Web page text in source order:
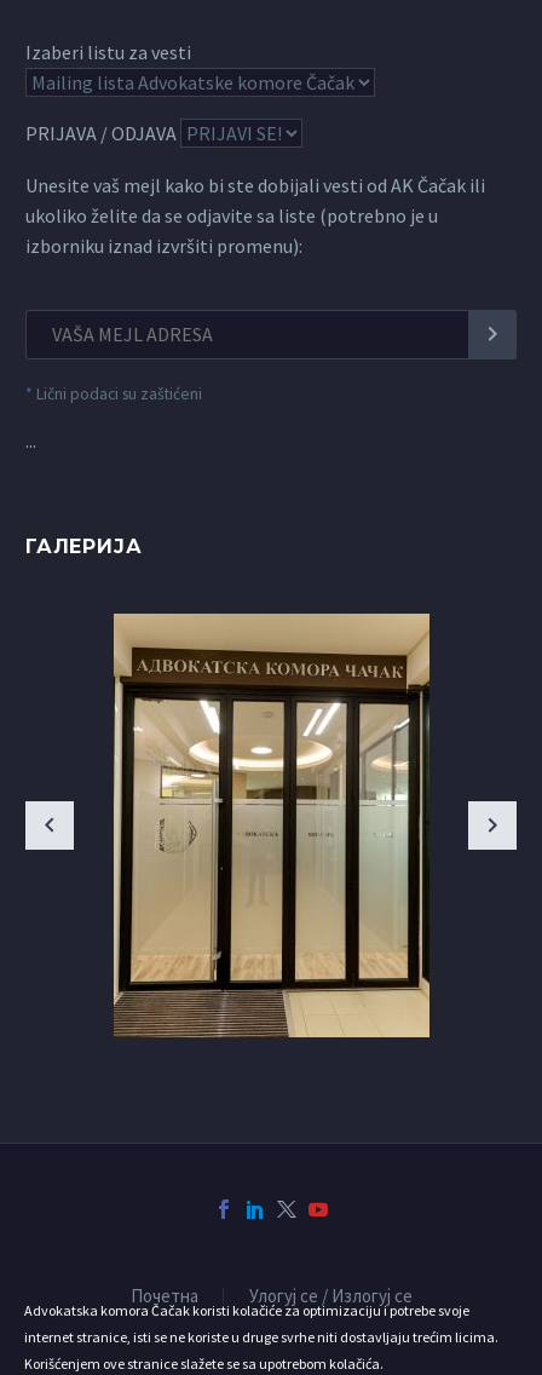
Izaberi listu za vesti
PRIJAVA / ODJAVA
Unesite vaš mejl kako bi ste dobijali vesti od AK Čačak ili
ukoliko želite da se odjavite sa liste (potrebno je u
izborniku iznad izvršiti promenu):
* Lični podaci su zaštićeni
...
ГАЛЕРИЈА
Почетна Улогуј се / Излогуј се
Advokatska komora Čačak koristi kolačiće za optimizaciju i potrebe svoje
internet stranice, isti se ne koriste u druge svrhe niti dostavljaju trećim licima.
Korišćenjem ove stranice slažete se sa upotrebom kolačića.